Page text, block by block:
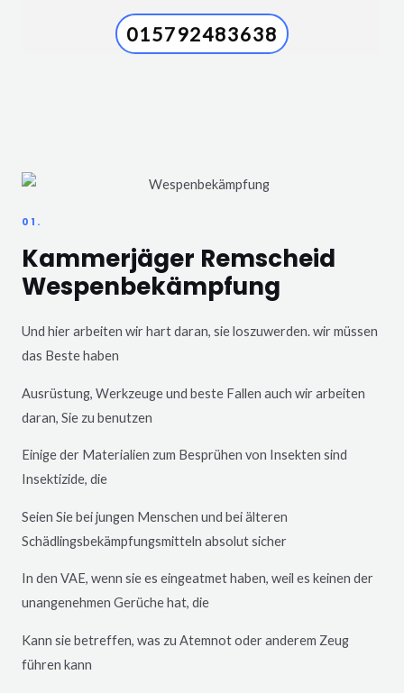
015792483638
01.
Kammerjäger Remscheid
Wespenbekämpfung
Und hier arbeiten wir hart daran, sie loszuwerden. wir müssen
das Beste haben
Ausrüstung, Werkzeuge und beste Fallen auch wir arbeiten
daran, Sie zu benutzen
Einige der Materialien zum Besprühen von Insekten sind
Insektizide, die
Seien Sie bei jungen Menschen und bei älteren
Schädlingsbekämpfungsmitteln absolut sicher
In den VAE, wenn sie es eingeatmet haben, weil es keinen der
unangenehmen Gerüche hat, die
Kann sie betreffen, was zu Atemnot oder anderem Zeug
führen kann